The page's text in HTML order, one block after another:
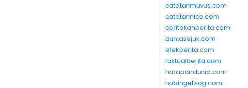
catatanmuvus.com
catatannico.com
ceritakanberita.com
duniasejuk.com
efekberita.com
faktualberita.com
harapandunia.com
hobingeblog.com